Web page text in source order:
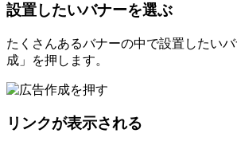
設置したいバナーを選ぶ
たくさんあるバナーの中で設置したい
成」を押します。
リンクが表示される